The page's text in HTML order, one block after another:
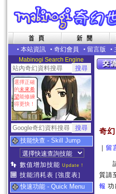
• 本站資訊 • 奇幻會員 • 留言版 •
Mabinogi Search Engine
選擇正確
的未來希
望能修練
得更快！
技能快查 - Skill Jump
數值增加技能 Update !
技能消耗表 [強度表]
快速功能 - Quick Menu
奇
｜ 留
請
質請
報 功